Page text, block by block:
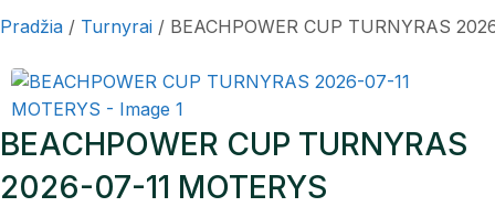
Pradžia Turnyrai BEACHPOWER CUP TURNYRAS
BEACHPOWER CUP TURNYRAS
2026-07-11 MOTERYS